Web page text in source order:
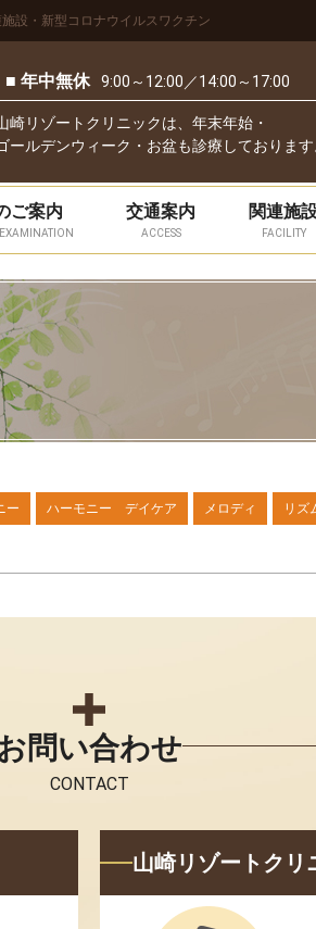
設・新型コロナウイルスワクチン
■ 年中無休 9:00～12:00／14:00～17:00
崎リゾートクリニックは、年末年始・
ールデンウィーク・お盆も診療しております
ご案内 交通案内
ACCESS
関連施
FACILITY
ー ハーモニー デイケア メロディ リズ
問い合わせ
CONTACT
山崎リゾートクリ